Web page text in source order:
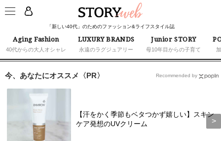
「新しい40代」のためのファッション&ライフスタイル誌
Aging Fashion
40代からの大人オシャレ
LUXURY BRANDS
永遠のラグジュアリー
Junior STORY
母10年目からの子育て
今、あなたにオススメ〈PR〉
【汗をかく季節もベタつかず嬉しい】スキン
ケア発想のUVクリーム
Recommended by